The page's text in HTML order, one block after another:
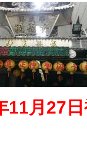
11月27